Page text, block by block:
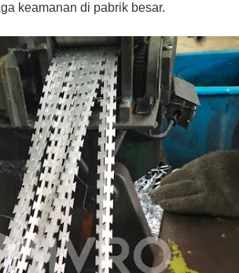
keamanan di pabrik besar.